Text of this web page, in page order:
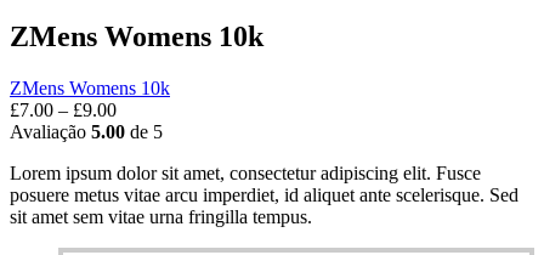
ZMens Womens 10k
ZMens Womens 10k
£7.00 – £9.00
Avaliação 5.00 de 5
Lorem ipsum dolor sit amet, consectetur adipiscing elit. Fusce
posuere metus vitae arcu imperdiet, id aliquet ante scelerisque. Sed
sit amet sem vitae urna fringilla tempus.